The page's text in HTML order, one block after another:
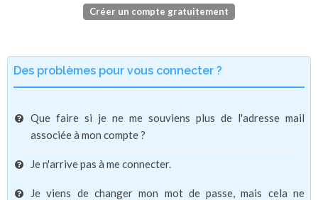
Créer un compte gratuitement
Des problèmes pour vous connecter ?
Que faire si je ne me souviens plus de l'adresse mail
associée à mon compte ?
Je n'arrive pas à me connecter.
Je viens de changer mon mot de passe, mais cela ne